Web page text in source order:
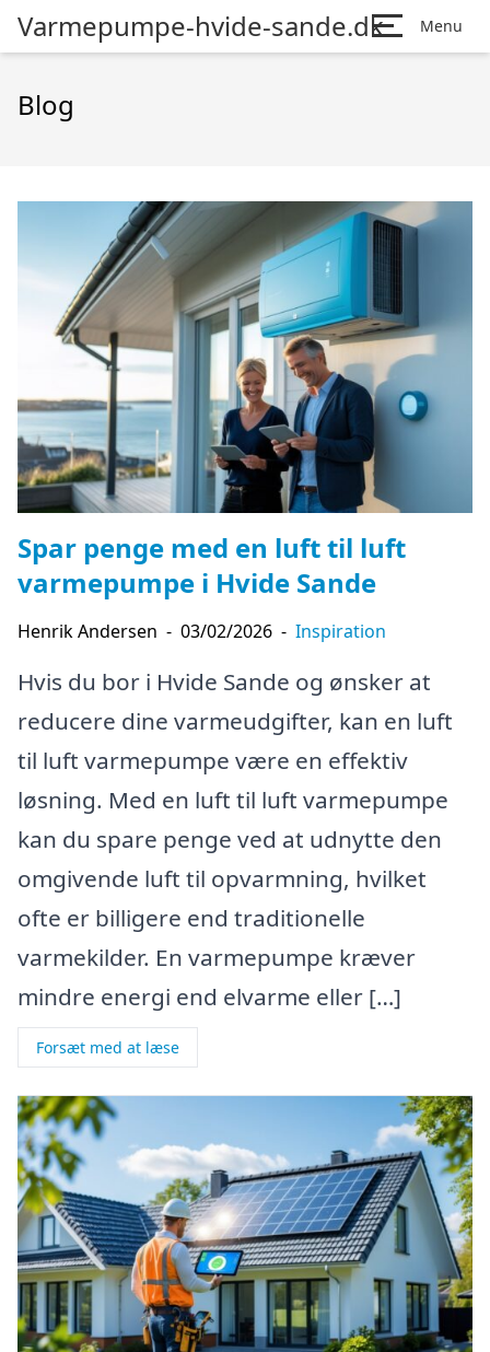
Varmepumpe-hvide-sande.dk Menu
Blog
Spar penge med en luft til luft
varmepumpe i Hvide Sande
Henrik Andersen - 03/02/2026 - Inspiration
Hvis du bor i Hvide Sande og ønsker at
reducere dine varmeudgifter, kan en luft
til luft varmepumpe være en effektiv
løsning. Med en luft til luft varmepumpe
kan du spare penge ved at udnytte den
omgivende luft til opvarmning, hvilket
ofte er billigere end traditionelle
varmekilder. En varmepumpe kræver
mindre energi end elvarme eller […]
Forsæt med at læse